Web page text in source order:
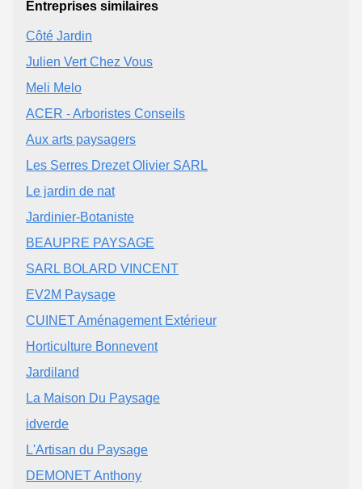
Entreprises similaires
Côté Jardin
Julien Vert Chez Vous
Meli Melo
ACER - Arboristes Conseils
Aux arts paysagers
Les Serres Drezet Olivier SARL
Le jardin de nat
Jardinier-Botaniste
BEAUPRE PAYSAGE
SARL BOLARD VINCENT
EV2M Paysage
CUINET Aménagement Extérieur
Horticulture Bonnevent
Jardiland
La Maison Du Paysage
idverde
L'Artisan du Paysage
DEMONET Anthony